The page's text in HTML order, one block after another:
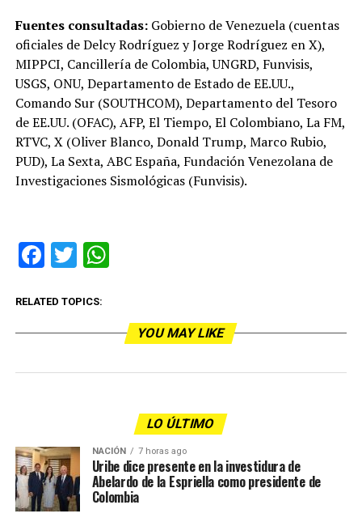
Fuentes consultadas:Gobierno de Venezuela (cuentas
oficiales de Delcy Rodríguez y Jorge Rodríguez en X),
MIPPCI, Cancillería de Colombia, UNGRD, Funvisis,
USGS, ONU, Departamento de Estado de EE.UU.,
Comando Sur (SOUTHCOM), Departamento del Tesoro
de EE.UU. (OFAC), AFP, El Tiempo, El Colombiano, La FM,
RTVC, X (Oliver Blanco, Donald Trump, Marco Rubio,
PUD), La Sexta, ABC España, Fundación Venezolana de
Investigaciones Sismológicas (Funvisis).
Facebook
TwitterWhatsApp
RELATED TOPICS:
YOU MAY LIKE
LO ÚLTIMO
NACIÓN 7 horas ago
Uribe dice presente en la investidura de
Abelardo de la Espriella como presidente de
Colombia